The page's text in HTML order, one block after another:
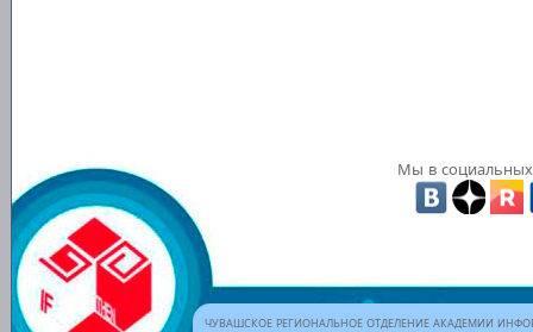
Мы в социальных
ЧУВАШСКОЕ РЕГИОНАЛЬНОЕ ОТДЕЛЕНИЕ АКАДЕМИИ